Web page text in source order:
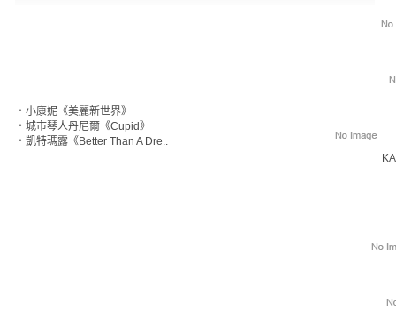
‧ 小康妮《美麗新世界》
‧ 城市琴人丹尼爾《Cupid》
‧ 凱特瑪露《Better Than A Dre..